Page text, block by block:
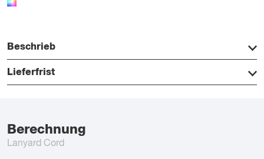
Beschrieb
Lieferfrist
Berechnung
Lanyard Cord